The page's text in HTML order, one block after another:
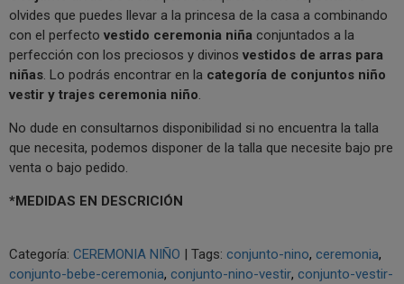
olvides que puedes llevar a la princesa de la casa a combinando
con el perfecto vestido ceremonia niña conjuntados a la
perfección con los preciosos y divinos vestidos de arras para
niñas. Lo podrás encontrar en la categoría de conjuntos niño
vestir y trajes ceremonia niño.
No dude en consultarnos disponibilidad si no encuentra la talla
que necesita, podemos disponer de la talla que necesite bajo pre
venta o bajo pedido.
*MEDIDAS EN DESCRICIÓN
Categoría: CEREMONIA NIÑO | Tags: conjunto-nino ceremonia
conjunto-bebe-ceremonia conjunto-nino-vestir conjunto-vestir-